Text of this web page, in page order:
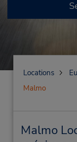
Locations
Malmo
Malmo